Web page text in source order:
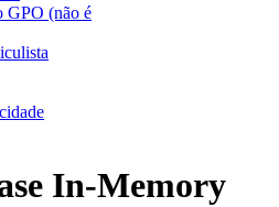
GPO (não é
In-Memory